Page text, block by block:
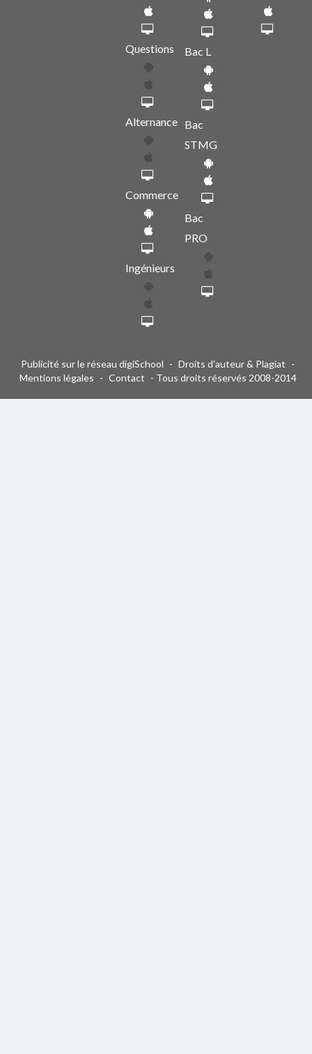
Questions
Alternance
Commerce
Ingénieurs
Bac L
Bac
STMG
Bac
PRO
Publicité sur le réseau digiSchool - Droits d'auteur & Plagiat -
Mentions légales - Contact - Tous droits réservés 2008-2014